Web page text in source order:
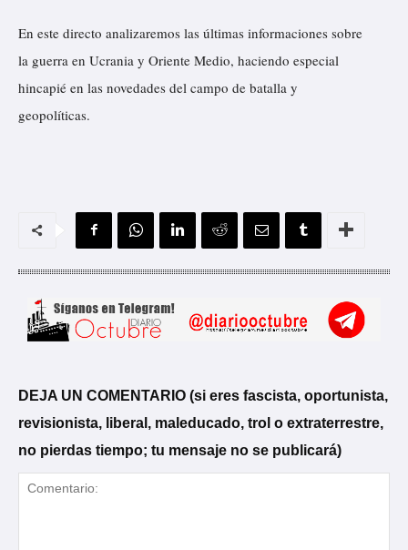
En este directo analizaremos las últimas informaciones sobre
la guerra en Ucrania y Oriente Medio, haciendo especial
hincapié en las novedades del campo de batalla y
geopolíticas.
DEJA UN COMENTARIO (si eres fascista, oportunista,
revisionista, liberal, maleducado, trol o extraterrestre,
no pierdas tiempo; tu mensaje no se publicará)